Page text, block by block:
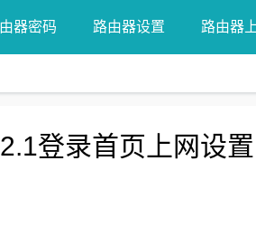
器密码 路由器设置 路由器
登录首页上网设置